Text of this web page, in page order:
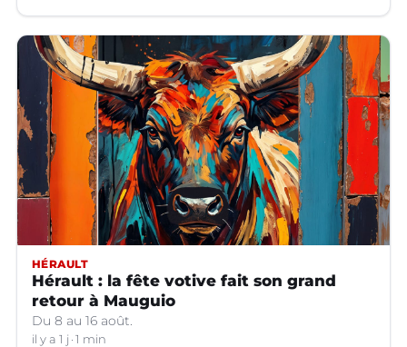
HÉRAULT
Hérault : la fête votive fait son grand
retour à Mauguio
Du 8 au 16 août.
il y a 1 j 1 min